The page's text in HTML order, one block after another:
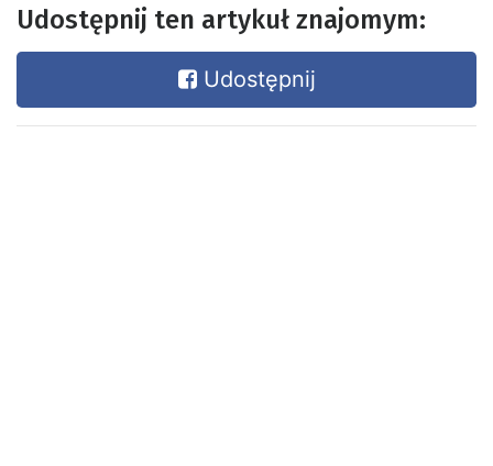
Udostępnij ten artykuł znajomym:
Udostępnij